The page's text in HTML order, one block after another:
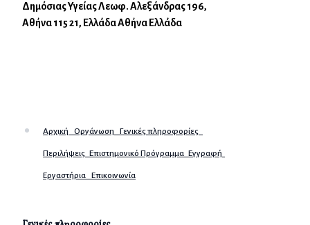
Αρχική Οργάνωση Γενικές πληροφορίες
Περιλήψεις Επιστημονικό Πρόγραμμα Εγγραφή
Εργαστήρια Επικοινωνία
Δημόσιας Υγείας Λεωφ. Αλεξάνδρας 196,
Αθήνα 115 21, Ελλάδα Αθήνα Ελλάδα